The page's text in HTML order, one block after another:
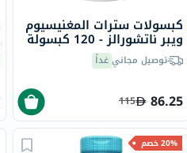
كبسولات سترات المغنيسيوم
ويبر ناتشورالز - 120 كبسولة
توصيل مجانيغداً
86.25
115
20% خصم